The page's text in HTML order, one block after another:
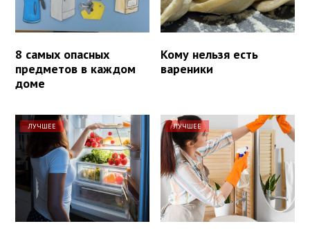
8 самых опасных
предметов в каждом
доме
Кому нельзя есть
вареники
ЛУЧШЕЕ ЛУЧШЕЕ